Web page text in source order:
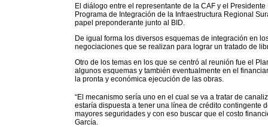
El diálogo entre el representante de la CAF y el
Programa de Integración de la Infraestructura Regional
papel preponderante junto al BID.
De igual forma los diversos esquemas de integración en
negociaciones que se realizan para lograr un tratado de
Otro de los temas en los que se centró al reunión fue el
algunos esquemas y también eventualmente en el
la pronta y económica ejecución de las obras.
“El mecanismo sería uno en el cual se va a tratar de
estaría dispuesta a tener una línea de crédito contingente
mayores seguridades y con eso buscar que el costo
García.